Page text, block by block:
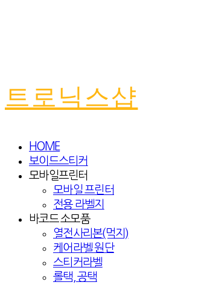
트로닉스샵
HOME
보이드스티커
모바일프린터
모바일 프린터
전용 라벨지
바코드 소모품
열전사리본(먹지)
케어라벨 원단
스티커라벨
롤택, 공택